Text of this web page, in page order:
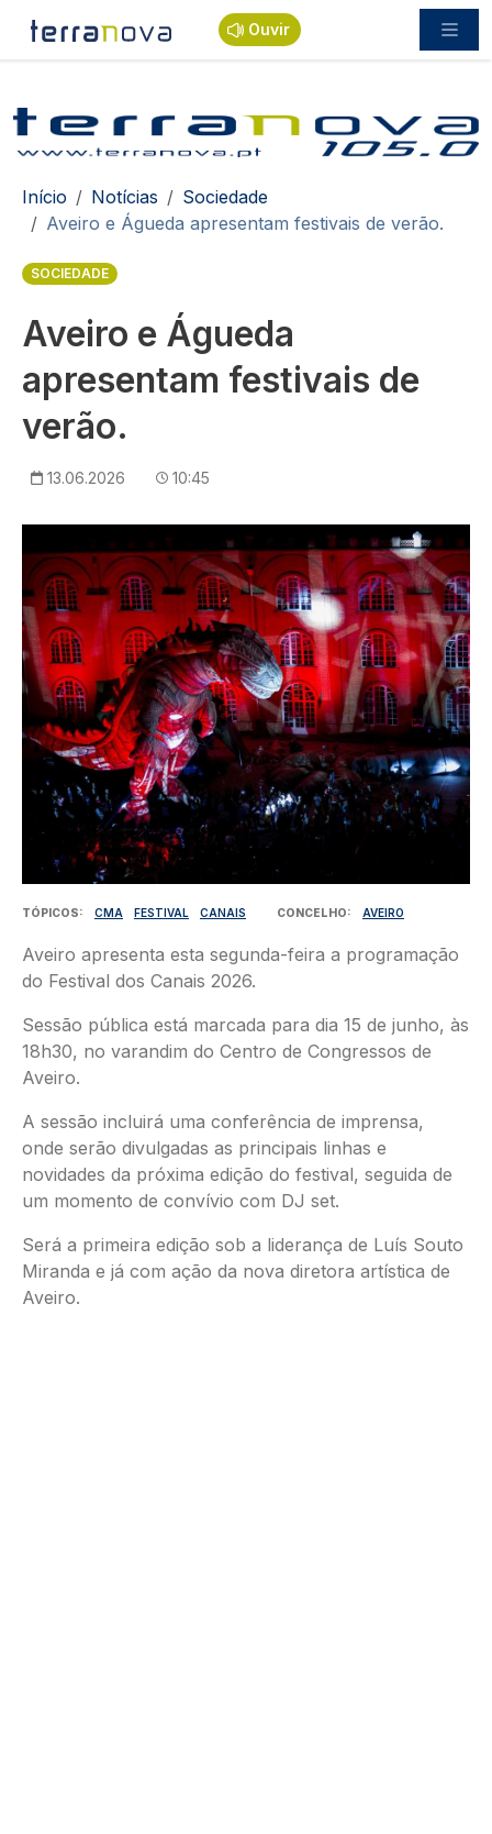
Passar para o conteúdo principal
Ouvir
Navegação estrutural
Início Notícias
Sociedade
Aveiro e Águeda apresentam festivais de verão.
SOCIEDADE
Aveiro e Águeda
apresentam festivais de
verão.
13.06.2026 10:45
TÓPICOS CMA FESTIVAL CANAIS CONCELHO AVEIRO
Aveiro apresenta esta segunda-feira a programação
do Festival dos Canais 2026.
Sessão pública está marcada para dia 15 de junho, às
18h30, no varandim do Centro de Congressos de
Aveiro.
A sessão incluirá uma conferência de imprensa,
onde serão divulgadas as principais linhas e
novidades da próxima edição do festival, seguida de
um momento de convívio com DJ set.
Será a primeira edição sob a liderança de Luís Souto
Miranda e já com ação da nova diretora artística de
Aveiro.